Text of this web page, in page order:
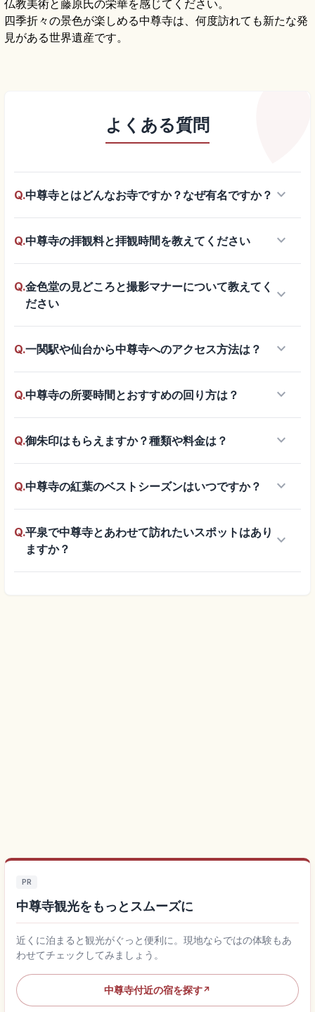
仏教美術と藤原氏の栄華を感じてください。
四季折々の景色が楽しめる中尊寺は、何度訪れても新たな発
見がある世界遺産です。
よくある質問
Q.中尊寺とはどんなお寺ですか？なぜ有名ですか？ keyboard_arrow_down
Q.中尊寺の拝観料と拝観時間を教えてください keyboard_arrow_down
Q.金色堂の見どころと撮影マナーについて教えてく
ださい
keyboard_arrow_down
Q.一関駅や仙台から中尊寺へのアクセス方法は？ keyboard_arrow_down
Q.中尊寺の所要時間とおすすめの回り方は？ keyboard_arrow_down
Q.御朱印はもらえますか？種類や料金は？ keyboard_arrow_down
Q.中尊寺の紅葉のベストシーズンはいつですか？ keyboard_arrow_down
Q.平泉で中尊寺とあわせて訪れたいスポットはあり
ますか？
keyboard_arrow_down
PR
中尊寺観光をもっとスムーズに
近くに泊まると観光がぐっと便利に。現地ならではの体験もあ
わせてチェックしてみましょう。
中尊寺付近の宿を探す↗